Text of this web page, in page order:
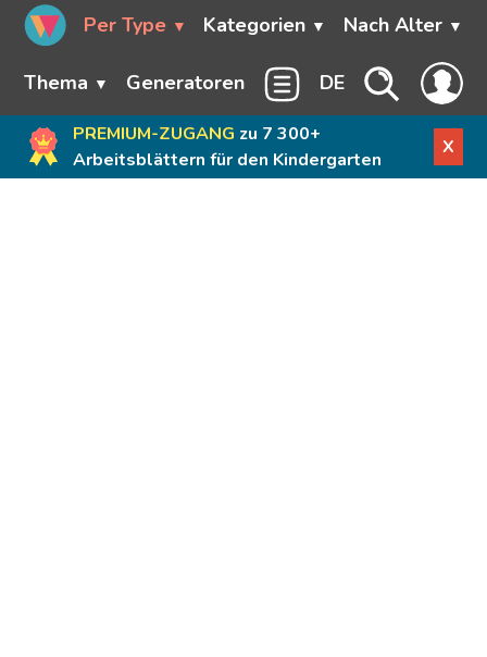
Per Type Kategorien Nach Alter
Thema Generatoren DE
PREMIUM-ZUGANG zu 7 300+
Arbeitsblättern für den Kindergarten
X